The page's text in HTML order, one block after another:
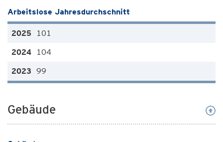
Arbeitslose Jahresdurchschnitt
101
104
99
Gebäude